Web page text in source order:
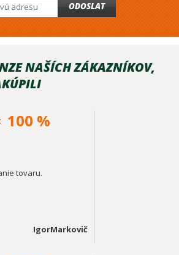
ODOSLAT
NAŠÍCH ZÁKAZNÍKOV,
100 %
tovaru.
IgorMarkovič